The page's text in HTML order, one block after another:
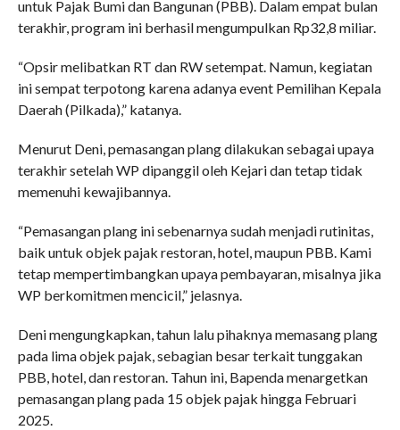
untuk Pajak Bumi dan Bangunan (PBB). Dalam empat bulan
terakhir, program ini berhasil mengumpulkan Rp32,8 miliar.
“Opsir melibatkan RT dan RW setempat. Namun, kegiatan
ini sempat terpotong karena adanya event Pemilihan Kepala
Daerah (Pilkada),” katanya.
Menurut Deni, pemasangan plang dilakukan sebagai upaya
terakhir setelah WP dipanggil oleh Kejari dan tetap tidak
memenuhi kewajibannya.
“Pemasangan plang ini sebenarnya sudah menjadi rutinitas,
baik untuk objek pajak restoran, hotel, maupun PBB. Kami
tetap mempertimbangkan upaya pembayaran, misalnya jika
WP berkomitmen mencicil,” jelasnya.
Deni mengungkapkan, tahun lalu pihaknya memasang plang
pada lima objek pajak, sebagian besar terkait tunggakan
PBB, hotel, dan restoran. Tahun ini, Bapenda menargetkan
pemasangan plang pada 15 objek pajak hingga Februari
2025.